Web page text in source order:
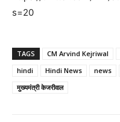
s=20
TAGS CM Arvind Kejriwal
hindi
Hindi News news
मुख्यमंत्री केजरीवाल